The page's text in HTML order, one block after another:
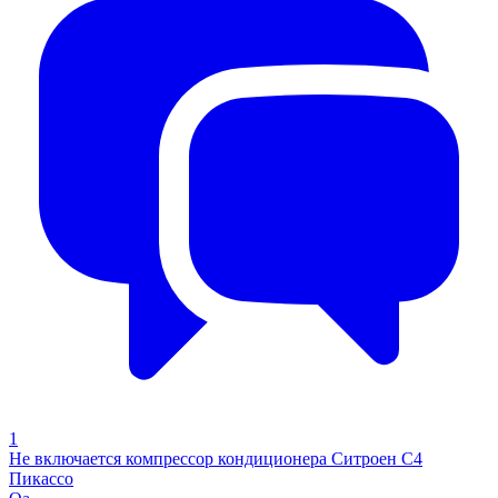
1
Не включается компрессор кондиционера Ситроен С4
Пикассо